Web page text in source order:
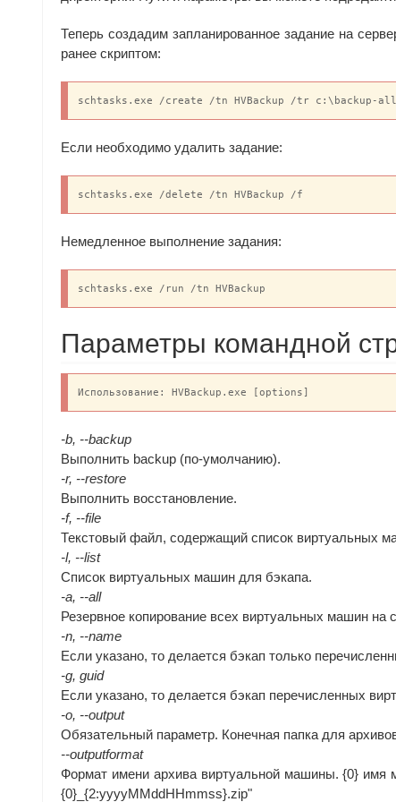
Теперь создадим запланированное задание на
ранее скриптом:
schtasks.exe /create /tn HVBackup /tr c:\backup-
Если необходимо удалить задание:
schtasks.exe /delete /tn HVBackup /f
Немедленное выполнение задания:
schtasks.exe /run /tn HVBackup
Параметры командной
Использование: HVBackup.exe [options]
-b, --backup
Выполнить backup (по-умолчанию).
-r, --restore
Выполнить восстановление.
-f, --file
Текстовый файл, содержащий список виртуальных
-l, --list
Список виртуальных машин для бэкапа.
-a, --all
Резервное копирование всех виртуальных машин на
-n, --name
Если указано, то делается бэкап только
-g, guid
Если указано, то делается бэкап перечисленных
-o, --output
Обязательный параметр. Конечная папка для
--outputformat
Формат имени архива виртуальной машины. {0}
{0}_{2:yyyyMMddHHmmss}.zip"